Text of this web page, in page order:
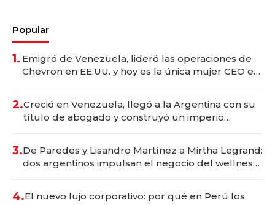
Popular
1. Emigró de Venezuela, lideró las operaciones de
Chevron en EE.UU. y hoy es la única mujer CEO en
2.Creció en Venezuela, llegó a la Argentina con su
título de abogado y construyó un imperio
3.De Paredes y Lisandro Martínez a Mirtha Legrand:
dos argentinos impulsan el negocio del wellness
4.El nuevo lujo corporativo: por qué en Perú los